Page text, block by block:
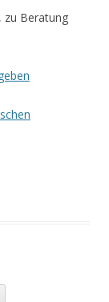
, zu Beratung